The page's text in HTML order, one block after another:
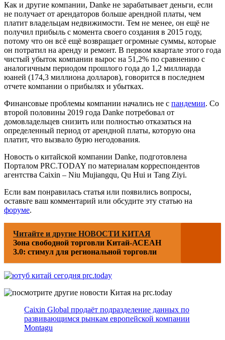
Как и другие компании, Danke не зарабатывает деньги, если
не получает от арендаторов больше арендной платы, чем
платит владельцам недвижимости. Тем не менее, он ещё не
получил прибыль с момента своего создания в 2015 году,
потому что он всё ещё возвращает огромные суммы, которые
он потратил на аренду и ремонт. В первом квартале этого года
чистый убыток компании вырос на 51,2% по сравнению с
аналогичным периодом прошлого года до 1,2 миллиарда
юаней (174,3 миллиона долларов), говорится в последнем
отчете компании о прибылях и убытках.
Финансовые проблемы компании начались не с пандемии. Со
второй половины 2019 года Danke потребовал от
домовладельцев снизить или полностью отказаться на
определенный период от арендной платы, которую она
платит, что вызвало бурю негодования.
Новость о китайской компании Danke, подготовлена
Порталом PRC.TODAY по материалам корреспондентов
агентства Caixin – Niu Mujiangqu, Qu Hui и Tang Ziyi.
Если вам понравилась статья или появились вопросы,
оставьте ваш комментарий или обсудите эту статью на
форуме.
Читайте и другие НОВОСТИ КИТАЯ
Зона свободной торговли Китай-АСЕАН
3.0: стимул для региональной торговли
Caixin Global продаёт подразделение данных по
развивающимся рынкам европейской компании
Montagu